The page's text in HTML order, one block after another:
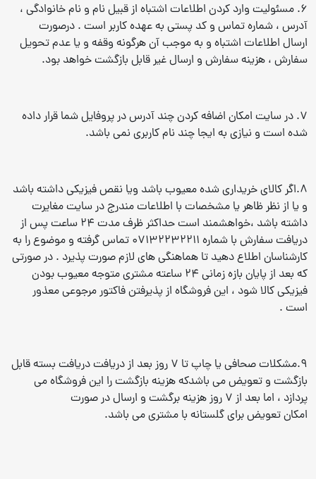
6. مسئولیت وارد کردن اطلاعات اشتباه از قبیل نام و نام خانوادگی ،‌
آدرس ،‌ شماره تماس و کد پستی به عهده کاربر است . درصورت
ارسال اطلاعات اشتباه و به موجب آن هرگونه وقفه و یا عدم تحویل
سفارش ،‌ هزینه سفارش و ارسال غیر قابل بازگشت خواهد بود.
7. در سایت امکان اضافه کردن چند آدرس در پروفایل شما قرار داده
شده است و نیازی به ایجا چند نام کاربری نمی باشد.
8.اگر کالای خریداری شده معیوب باشد ویا نقص فیزیکی داشته باشد
و یا از نظر ظاهر یا مشخصات با اطلاعات مندرج در سایت مغایرت
داشته باشد ،‌خواهشمند است حداکثر ظرف مدت 24 ساعت پس از
دریافت سفارش با شماره 07132232211 تماس گرفته و موضوع را به
کارشناسان اطلاع دهید تا هماهنگی های لازم صورت پذیرد . در صورتی
که بعد از پایان بازه زمانی 24 ساعته مشتری متوجه معیوب بودن
فیزیکی کالا شود ،‌ این فروشگاه از پذیرفتن فاکتور مرجوعی معذور
است .
9.مشکلات صحافی یا چاپ تا 7 روز بعد از دریافت دریافت بسته قابل
بازگشت و تعویض می باشدکه هزینه بازگشت را این فروشگاه می
پردازد ،‌ اما بعد از 7 روز هزینه برگشت و ارسال در صورت
امکان تعویض برای گلستانه با مشتری می باشد.